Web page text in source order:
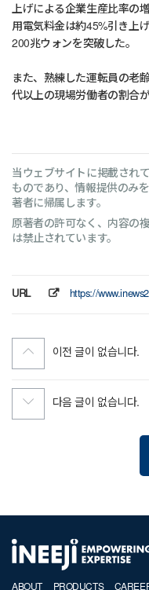
上げによる企業生産比率の
用電気料金は約45%引き上
200兆ウォンを突破した。
また、熟練した運転員の老
代以上の現場労働者の割合
当ウェブサイトに掲載され
ものであり、情報提供のみ
著者に帰属します。
原著者の許可なく、内容の
は禁止されています。
URL https://
이전 글이 없습니다.
다음 글이 없습니다.
ABOUT PRODUCTS